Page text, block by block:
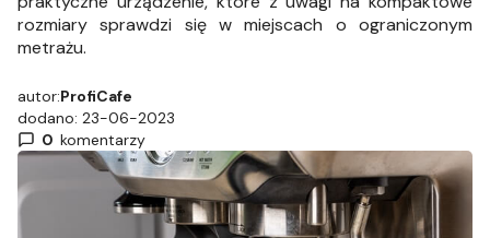
rozmiary sprawdzi się w miejscach o ograniczonym
metrażu.
autor:ProfiCafe
dodano: 23-06-2023
0 komentarzy